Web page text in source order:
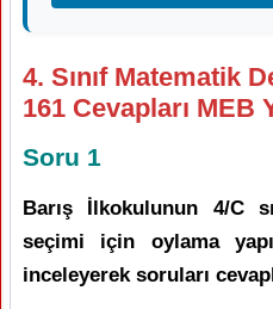
4. Sınıf Matematik
161 Cevapları MEB
Soru 1
Barış İlkokulunun 4/C
seçimi için oylama
inceleyerek soruları